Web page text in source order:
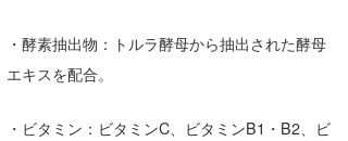
・酵素抽出物：トルラ酵母から抽出された酵母
エキスを配合。
・ビタミン：ビタミンC、ビタミンB1・B2、ビ